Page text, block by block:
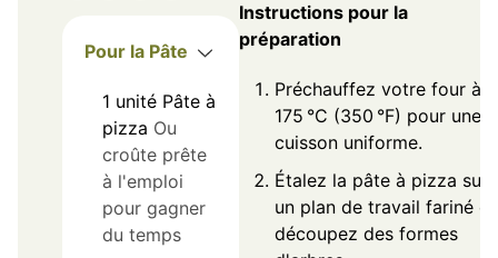
Pour la Pâte
1 unité Pâte à
pizza Ou
croûte prête
à l'emploi
pour gagner
du temps
Instructions pour la
préparation
Préchauffez votre four à
175 °C (350 °F) pour une
cuisson uniforme.
Étalez la pâte à pizza sur
un plan de travail fariné et
découpez des formes